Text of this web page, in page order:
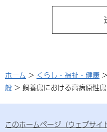
ホーム > くらし・福祉・健康 >
般 > 飼養鳥における高病原性
このホームページ（ウェブサイ